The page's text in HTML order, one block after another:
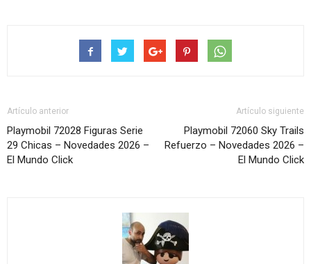
Artículo anterior
Playmobil 72028 Figuras Serie
29 Chicas – Novedades 2026 –
El Mundo Click
Artículo siguiente
Playmobil 72060 Sky Trails
Refuerzo – Novedades 2026 –
El Mundo Click